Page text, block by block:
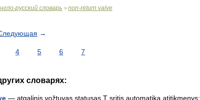
-русский словарь > non-return valve
→
4 5 6 7
словарях:
— atgalinis vožtuvas statusas T sritis automatika atitikmenys: